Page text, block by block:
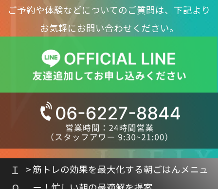
ご予約や体験などについてのご質問は、下記より
お気軽にお問い合わせください。
T
筋トレの効果を最大化する朝ごはんメニュ